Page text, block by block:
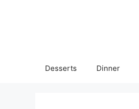
Desserts Dinner